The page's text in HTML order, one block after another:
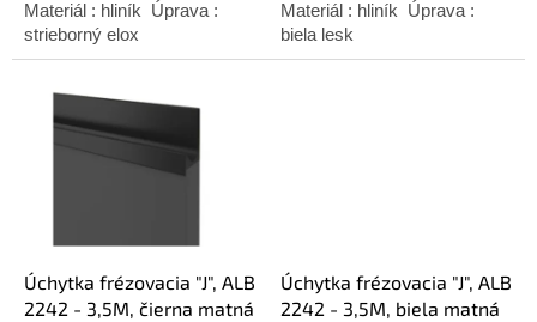
Materiál : hliník Úprava :
strieborný elox
Materiál : hliník Úprava :
biela lesk
Úchytka frézovacia "J", ALB
2242 - 3,5M, čierna matná
Úchytka frézovacia "J", ALB
2242 - 3,5M, biela matná